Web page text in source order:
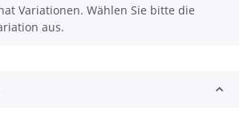
Variationen. Wählen Sie bitte die
aus.